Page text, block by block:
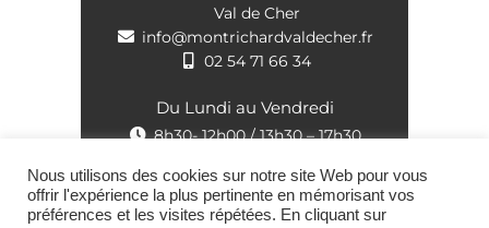
Val de Cher
info@montrichardvaldecher.fr
02 54 71 66 34
Du Lundi au Vendredi
8h30- 12h00 / 13h30 – 17h30
Nous utilisons des cookies sur notre site Web pour vous
offrir l'expérience la plus pertinente en mémorisant vos
préférences et les visites répétées. En cliquant sur